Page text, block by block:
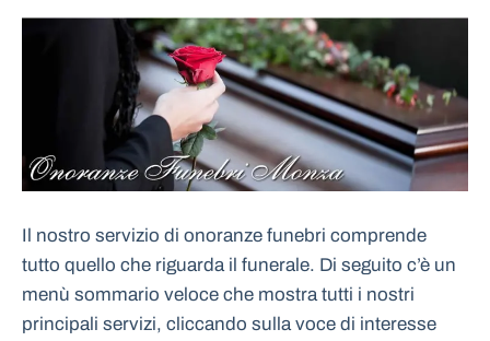
Il nostro servizio di onoranze funebri comprende
tutto quello che riguarda il funerale. Di seguito c’è un
menù sommario veloce che mostra tutti i nostri
principali servizi, cliccando sulla voce di interesse